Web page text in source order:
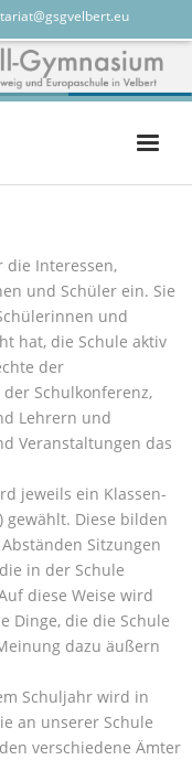
die Interessen,
und Schüler ein. Sie
und
hat, die Schule aktiv
der
Schulkonferenz,
Lehrern und
Veranstaltungen das
jeweils ein Klassen-
gewählt. Diese bilden
Sitzungen
in der Schule
diese Weise wird
Dinge, die die Schule
dazu äußern
Schuljahr wird in
an unserer Schule
verschiedene Ämter